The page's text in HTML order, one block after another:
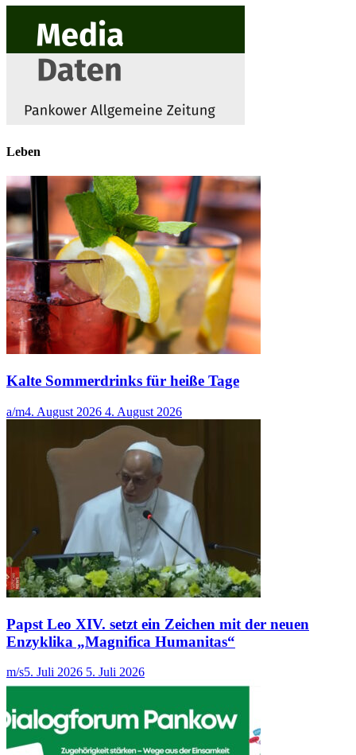
Leben
Kalte Sommerdrinks für heiße Tage
a/m4. August 2026 4. August 2026
Papst Leo XIV. setzt ein Zeichen mit der neuen
Enzyklika „Magnifica Humanitas“
m/s5. Juli 2026 5. Juli 2026